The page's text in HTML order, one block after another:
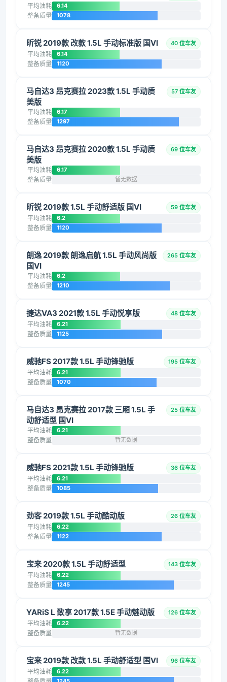
平均油耗 6.14
整备质量 1078
昕锐 2019款 改款 1.5L 手动标准版 国VI 40 位车友
平均油耗 6.14
整备质量 1120
马自达3 昂克赛拉 2023款 1.5L 手动质
美版
57 位车友
平均油耗 6.17
整备质量 1297
马自达3 昂克赛拉 2020款 1.5L 手动质
美版
69 位车友
平均油耗 6.17
整备质量 暂无数据
昕锐 2019款 1.5L 手动舒适版 国VI 59 位车友
平均油耗 6.2
整备质量 1120
朗逸 2019款 朗逸启航 1.5L 手动风尚版
国VI
265 位车友
平均油耗 6.2
整备质量 1210
捷达VA3 2021款 1.5L 手动悦享版 48 位车友
平均油耗 6.21
整备质量 1125
威驰FS 2017款 1.5L 手动锋驰版 195 位车友
平均油耗 6.21
整备质量 1070
马自达3 昂克赛拉 2017款 三厢 1.5L 手
动舒适型 国VI
25 位车友
平均油耗 6.21
整备质量 暂无数据
威驰FS 2021款 1.5L 手动锋驰版 36 位车友
平均油耗 6.21
整备质量 1085
劲客 2019款 1.5L 手动酷动版 26 位车友
平均油耗 6.22
整备质量 1122
宝来 2020款 1.5L 手动舒适型 143 位车友
平均油耗 6.22
整备质量 1245
YARiS L 致享 2017款 1.5E 手动魅动版 126 位车友
平均油耗 6.22
整备质量 暂无数据
宝来 2019款 改款 1.5L 手动舒适型 国VI 96 位车友
平均油耗 6.22